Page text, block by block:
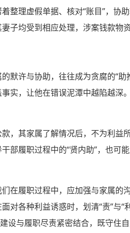
整理虚假单据、核对“账目”，协
子均受到相应处理，涉案钱款物资
默许与协助，往往成为贪腐的“助
实，让他在错误泥潭中越陷越深
，其家属了解情况后，不为利益
履职过程中的“贤内助”，也可
在履职过程中，应加强与家属的
各种利益诱惑时，划清“责”与“
设与履职尽责紧密结合，既守住